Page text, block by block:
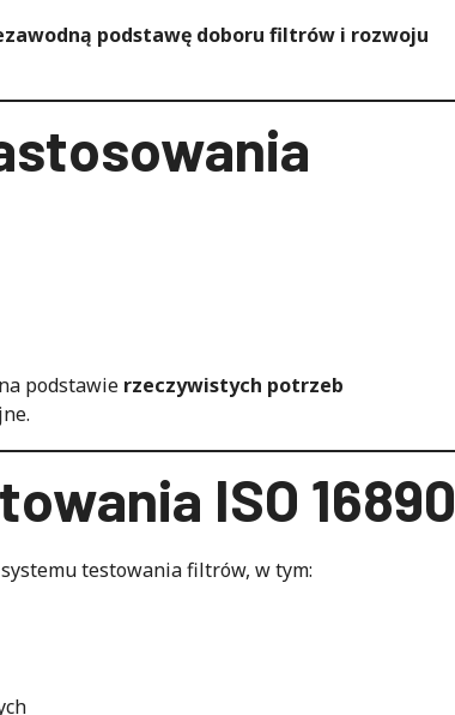
podstawę doboru filtrów i rozwoju
podstawie rzeczywistych potrzeb
ISO 16890
testowania filtrów, w tym: